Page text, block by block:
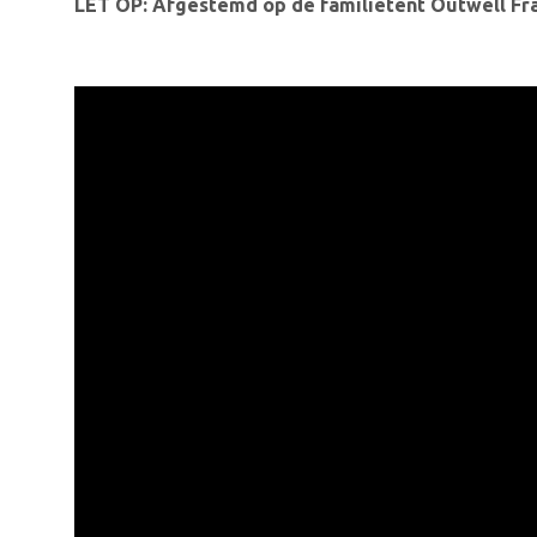
LET OP: Afgestemd op de familietent Outwell